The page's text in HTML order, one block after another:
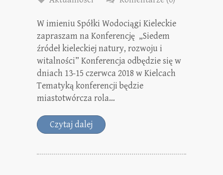
W imieniu Spółki Wodociągi Kieleckie
zapraszam na Konferencję „Siedem
źródeł kieleckiej natury, rozwoju i
witalności” Konferencja odbędzie się w
dniach 13-15 czerwca 2018 w Kielcach
Tematyką konferencji będzie
miastotwórcza rola…
Czytaj dalej